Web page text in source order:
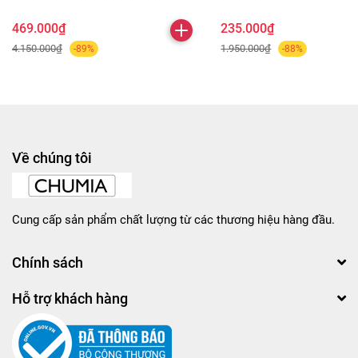
makeup khác nhau.
💖 MAKE UP FOR EVER Matte Velvet 11g – lựa chọn hoàn
469.000₫
4.150.000₫ -89%
235.000₫
1.950.000₫ -88%
Về chúng tôi
Cung cấp sản phẩm chất lượng từ các thương hiệu hàng đầu.
Chính sách
Hỗ trợ khách hàng